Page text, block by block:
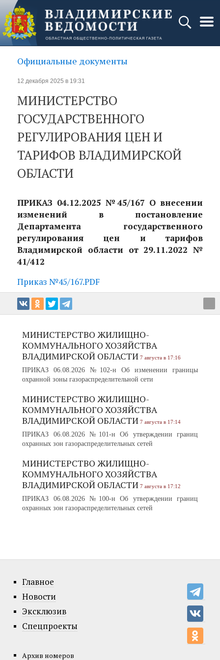
Официальные документы
12 декабря 2025 в 19:31
МИНИСТЕРСТВО
ГОСУДАРСТВЕННОГО
РЕГУЛИРОВАНИЯ ЦЕН И
ТАРИФОВ ВЛАДИМИРСКОЙ
ОБЛАСТИ
ПРИКАЗ 04.12.2025 №45/167 О внесении
изменений в постановление
Департамента государственного
регулирования цен и тарифов
Владимирской области от 29.11.2022 №
41/412
Приказ №45/167.PDF
МИНИСТЕРСТВО ЖИЛИЩНО-
КОММУНАЛЬНОГО ХОЗЯЙСТВА
ВЛАДИМИРСКОЙ ОБЛАСТИ 7 августа в 17:16
ПРИКАЗ 06.08.2026 №102-н Об изменении границы
охранной зоны газораспределительной сети
МИНИСТЕРСТВО ЖИЛИЩНО-
КОММУНАЛЬНОГО ХОЗЯЙСТВА
ВЛАДИМИРСКОЙ ОБЛАСТИ 7 августа в 17:14
ПРИКАЗ 06.08.2026 №101-н Об утверждении границ
охранных зон газораспределительных сетей
МИНИСТЕРСТВО ЖИЛИЩНО-
КОММУНАЛЬНОГО ХОЗЯЙСТВА
ВЛАДИМИРСКОЙ ОБЛАСТИ 7 августа в 17:12
ПРИКАЗ 06.08.2026 №100-н Об утверждении границ
охранных зон газораспределительных сетей
Главное
Новости
Эксклюзив
Спецпроекты
Архив номеров